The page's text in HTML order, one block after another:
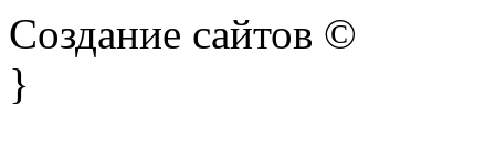
Создание сайтов ©
}